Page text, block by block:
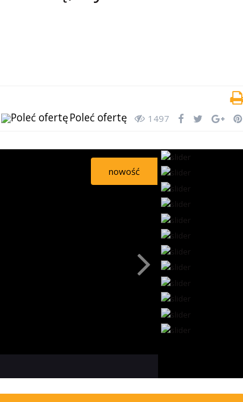
Poleć ofertę 1497
nowość